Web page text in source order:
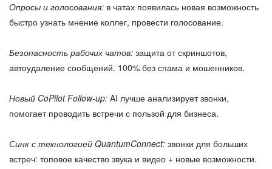
Опросы и голосования: в чатах появилась новая возможность
быстро узнать мнение коллег, провести голосование.
Безопасность рабочих чатов: защита от скриншотов,
автоудаление сообщений. 100% без спама и мошенников.
Новый CoPilot Follow-up: AI лучше анализирует звонки,
помогает проводить встречи с пользой для бизнеса.
Синк с технологией QuantumConnect: звонки для больших
встреч: топовое качество звука и видео + новые возможности.